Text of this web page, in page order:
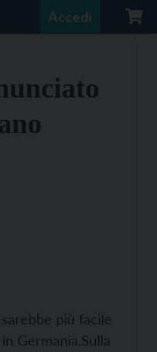
Accedi
più facile
Germania.Sulla